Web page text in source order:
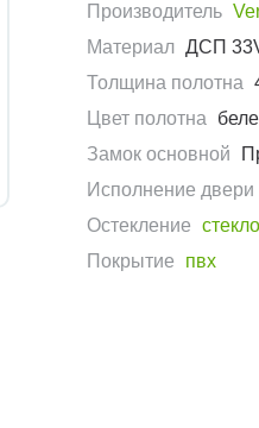
Производитель
Материал ДСП
Толщина полотна
Цвет полотна
Замок основной
Исполнение двери
Остекление
Покрытие
пвх